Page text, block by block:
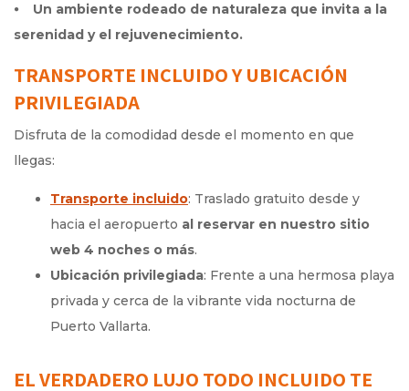
⦁ Un ambiente rodeado de naturaleza que invita a la
serenidad y el rejuvenecimiento.
TRANSPORTE INCLUIDO Y UBICACIÓN
PRIVILEGIADA
Disfruta de la comodidad desde el momento en que
llegas:
Transporte incluido: Traslado gratuito desde y
hacia el aeropuerto al reservar en nuestro sitio
web 4 noches o más.
Ubicación privilegiada: Frente a una hermosa playa
privada y cerca de la vibrante vida nocturna de
Puerto Vallarta.
EL VERDADERO LUJO TODO INCLUIDO TE